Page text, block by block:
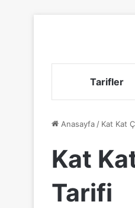
Tarifler
Anasayfa / Kat Kat
Kat
Tarifi